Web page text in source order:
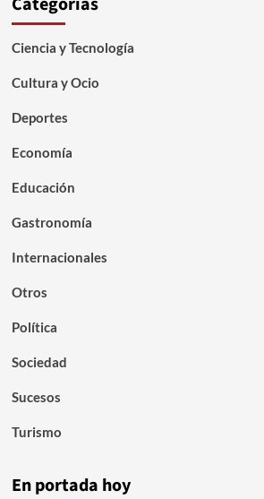
Ciencia y Tecnología
Cultura y Ocio
Deportes
Economía
Educación
Gastronomía
Internacionales
Otros
Política
Sociedad
Sucesos
Turismo
En portada hoy